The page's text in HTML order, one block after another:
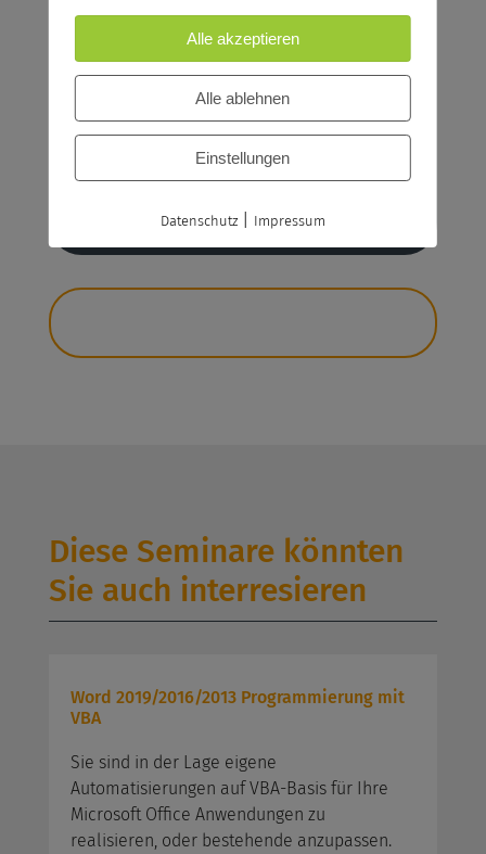
Reservieren Sie Ihren Seminarplatz –
Buchen Sie das Seminar erst ein Tag vor
Seminarstart.
Bildungsgutschein
Bildungsscheck NRW, Bildungsprämie
Diese Seminare könnten
Sie auch interresieren
Word 2019/2016/2013 Programmierung mit
VBA
Sie sind in der Lage eigene
Automatisierungen auf VBA-Basis für Ihre
Microsoft Office Anwendungen zu
realisieren, oder bestehende anzupassen.
Alle akzeptieren
Alle ablehnen
Einstellungen
Datenschutz| Impressum